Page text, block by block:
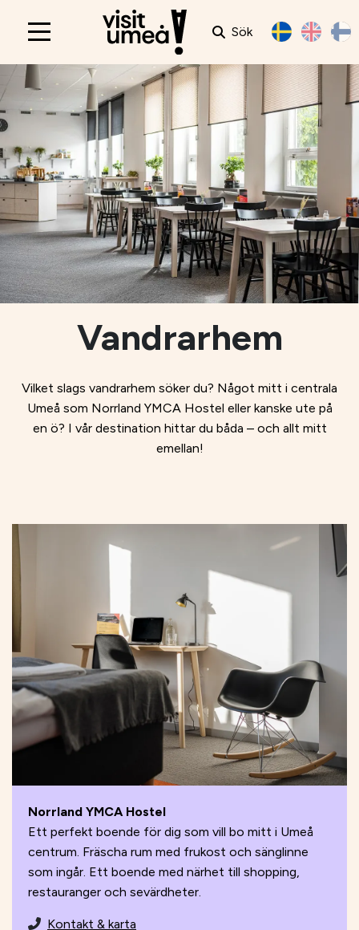
Main
Sök
Vandrarhem
Vilket slags vandrarhem söker du? Något mitt i centrala
Umeå som Norrland YMCA Hostel eller kanske ute på
en ö? I vår destination hittar du båda – och allt mitt
emellan!
Norrland YMCA Hostel
Ett perfekt boende för dig som vill bo mitt i Umeå
centrum. Fräscha rum med frukost och sänglinne
som ingår. Ett boende med närhet till shopping,
restauranger och sevärdheter.
Kontakt & karta